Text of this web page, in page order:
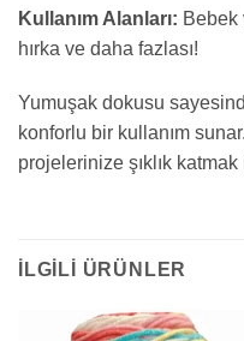
Kullanım Alanları: Bebek
hırka ve daha fazlası!
Yumuşak dokusu
konforlu bir kullanım
projelerinize şıklık
İLGILI ÜRÜNLER